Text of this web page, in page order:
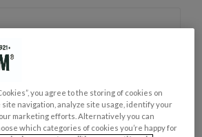
you agree to the storing of cookies on
navigation, analyze site usage, identify your
marketing efforts. Alternatively you can
which categories of cookies you’re happy for